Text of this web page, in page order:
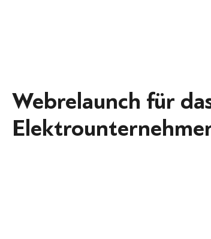
Webrelaunch für